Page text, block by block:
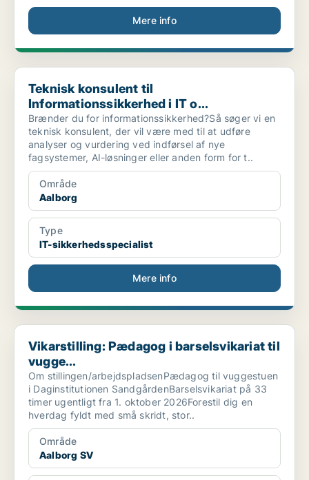
Mere info
Teknisk konsulent til Informationssikkerhed i IT o...
Teknisk konsulent til
Informationssikkerhed i IT o...
Brænder du for informationssikkerhed?Så søger vi en
teknisk konsulent, der vil være med til at udføre
analyser og vurdering ved indførsel af nye
fagsystemer, AI-løsninger eller anden form for t..
Område
Aalborg
Type
IT-sikkerhedsspecialist
Mere info
Vikarstilling: Pædagog i barselsvikariat til vugge...
Vikarstilling: Pædagog i barselsvikariat til
vugge...
Om stillingen/arbejdspladsenPædagog til vuggestuen
i Daginstitutionen SandgårdenBarselsvikariat på 33
timer ugentligt fra 1. oktober 2026Forestil dig en
hverdag fyldt med små skridt, stor..
Område
Aalborg SV